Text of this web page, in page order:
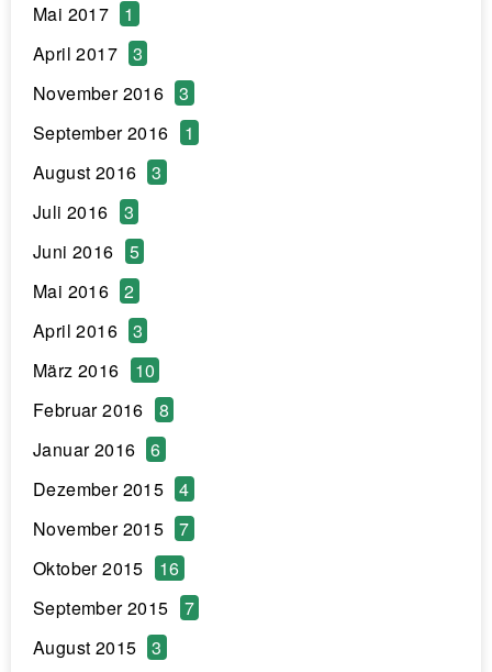
Mai 2017
1
April 2017
3
November 2016
3
September 2016
1
August 2016
3
Juli 2016
3
Juni 2016
5
Mai 2016
2
April 2016
3
März 2016
10
Februar 2016
8
Januar 2016
6
Dezember 2015
4
November 2015
7
Oktober 2015
16
September 2015
7
August 2015
3